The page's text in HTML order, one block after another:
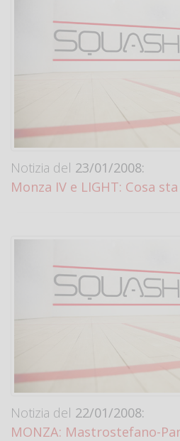
Notizia del 23/01/2008:
Monza IV e LIGHT: Cosa
Notizia del 22/01/2008:
MONZA: Mastrostefano-